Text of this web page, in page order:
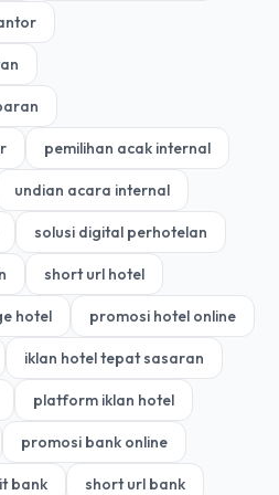
pemilihan acak internal
undian acara internal
solusi digital perhotelan
short url hotel
hotel promosi hotel online
iklan hotel tepat sasaran
platform iklan hotel
promosi bank online
bank short url bank